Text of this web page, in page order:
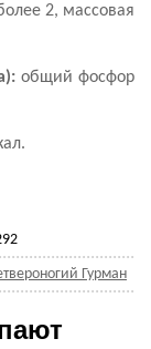
2, массовая
общий фосфор
Гурман